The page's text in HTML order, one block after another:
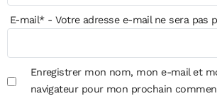
E-mail*- Votre adresse e-mail ne sera pas
Enregistrer mon nom, mon e-mail et
navigateur pour mon prochain